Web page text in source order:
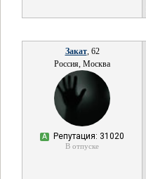
Закат, 62
Россия, Москва
А Репутация: 31020
В отпуске